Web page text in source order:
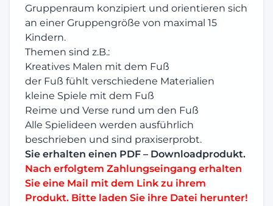
Gruppenraum konzipiert und orientieren sich
an einer Gruppengröße von maximal 15
Kindern.
Themen sind z.B.:
Kreatives Malen mit dem Fuß
der Fuß fühlt verschiedene Materialien
kleine Spiele mit dem Fuß
Reime und Verse rund um den Fuß
Alle Spielideen werden ausführlich
beschrieben und sind praxiserprobt.
Sie erhalten einen PDF – Downloadprodukt.
Nach erfolgtem Zahlungseingang erhalten
Sie eine Mail mit dem Link zu ihrem
Produkt. Bitte laden Sie ihre Datei herunter!